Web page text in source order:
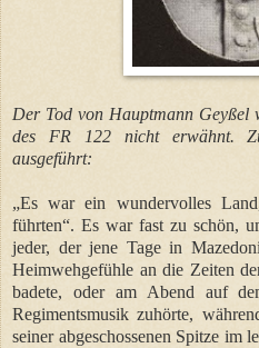
Der Tod von Hauptmann Geyßel
des FR 122 nicht erwähnt.
ausgeführt:
„Es war ein wundervolles
führten“. Es war fast zu schön,
jeder, der jene Tage in
Heimwehgefühle an die Zeiten
badete, oder am Abend auf
Regimentsmusik zuhörte,
seiner abgeschossenen Spitze im